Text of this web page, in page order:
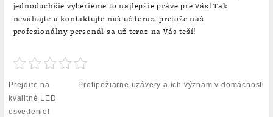
jednoduchšie vyberieme to najlepšie práve pre Vás! Tak
neváhajte a kontaktujte náš už teraz, pretože náš
profesionálny personál sa už teraz na Vás teší!
Navigace
pro
příspěvek
Prejdite na
kvalitné LED
osvetlenie!
Protipožiarne uzávery a ich význam v domácnosti